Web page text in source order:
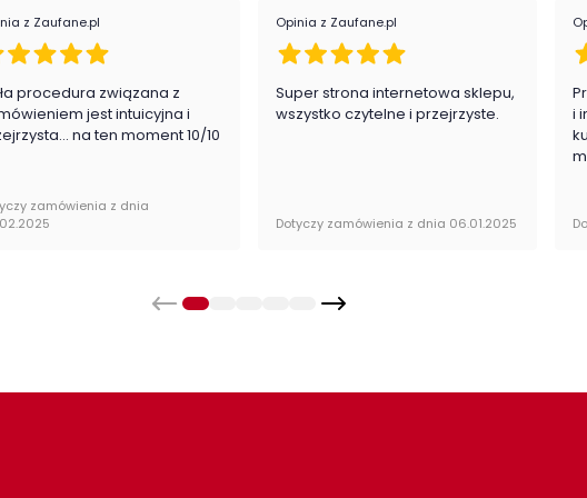
o zmęczone ręce. Montaż jest niezwykle prosty,
Materiał
z Zaufane.pl
procedura związana z
jest intuicyjna i
na ten moment 10/10
zamówienia z dnia
Opinia z Zaufane.pl
Super strona internetowa sklepu,
wszystko czytelne i przejrzyste.
Dotyczy zamówienia z dnia 06.01.2025
i